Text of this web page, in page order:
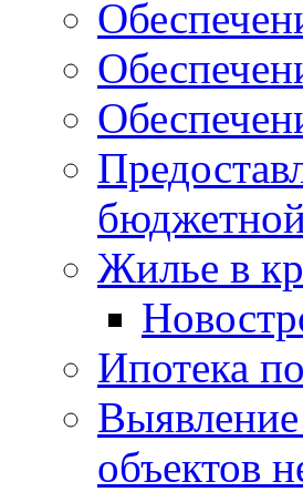
Жилье в
Ипотека
объектов